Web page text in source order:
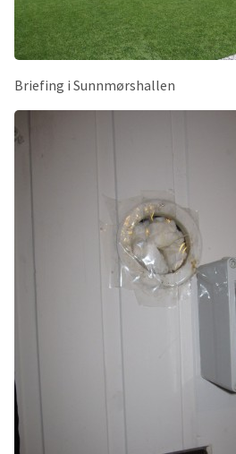
Briefing i Sunnmørshallen